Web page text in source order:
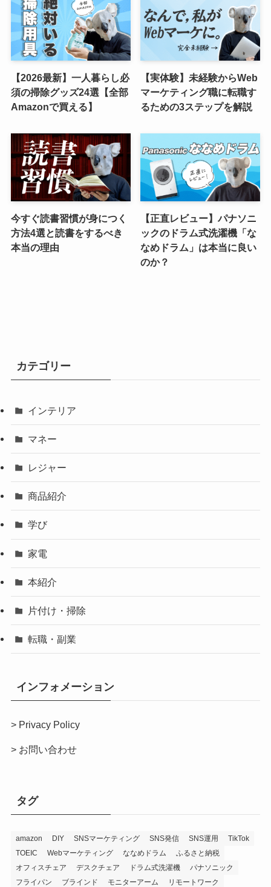
【2026最新】一人暮らし必
須の掃除グッズ24選【全部
Amazonで買える】
【実体験】未経験からWeb
マーケティング職に転職す
るための3ステップを解説
今すぐ読書習慣が身につく
方法4選と読書をするべき
本当の理由
【正直レビュー】パナソニ
ックのドラム式洗濯機「な
なめドラム」は本当に良い
のか？
カテゴリー
インテリア
マネー
レジャー
商品紹介
学び
家電
本紹介
片付け・掃除
転職・副業
インフォメーション
> Privacy Policy
> お問い合わせ
タグ
amazon DIY SNSマーケティング SNS発信 SNS運用
TikTok
TOEIC
Webマーケティング ななめドラム
ふるさと納税
オフィスチェア
デスクチェア ドラム式洗濯機
パナソニック
フライパン
ブラインド モニターアーム
リモートワーク